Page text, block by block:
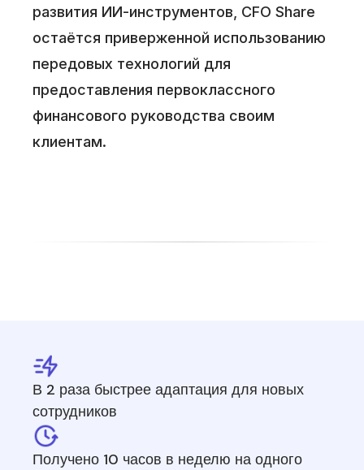
развития ИИ-инструментов, CFO Share
остаётся приверженной использованию
передовых технологий для
предоставления первоклассного
финансового руководства своим
клиентам.
В 2 раза быстрее адаптация для новых
сотрудников
Получено 10 часов в неделю на одного